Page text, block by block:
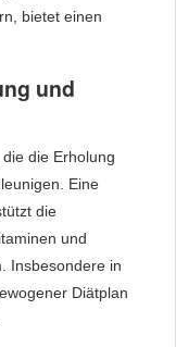
bietet einen
und
die Erholung
Eine
die
und
Insbesondere in
Diätplan